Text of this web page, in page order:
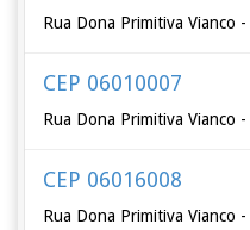
Rua Dona Primitiva Vianco
CEP 06010007
Rua Dona Primitiva Vianco
CEP 06016008
Rua Dona Primitiva Vianco